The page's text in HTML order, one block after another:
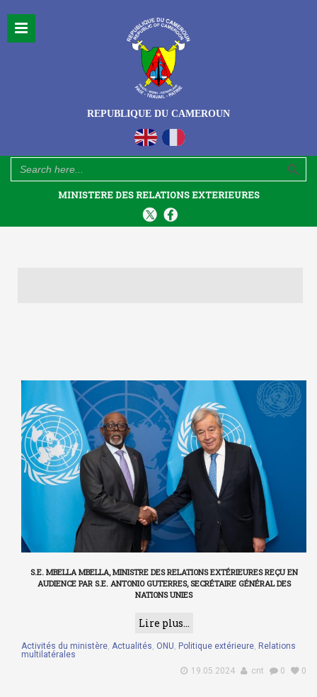
REPUBLIQUE DU CAMEROUN
Search
for:
Search Button
MINISTERE DES RELATIONS EXTERIEURES
S.E. MBELLA MBELLA, MINISTRE DES RELATIONS EXTÉRIEURES REÇU EN
AUDIENCE PAR S.E. ANTONIO GUTERRES, SECRÉTAIRE GÉNÉRAL DES
NATIONS UNIES
Lire plus...
Activités du ministère, Actualités, ONU, Politique extérieure, Relations
multilatérales
19.05.2024
cnt 0 0